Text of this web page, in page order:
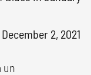
December 2, 2021
un